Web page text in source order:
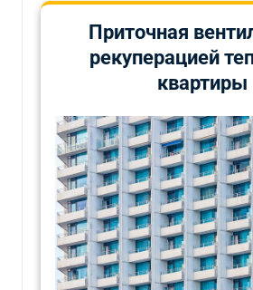
Приточная
рекуперацией
квартиры